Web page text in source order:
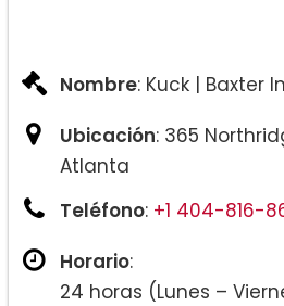
Nombre: Kuck | Baxter
Ubicación: 365
Atlanta
Teléfono: +1 404-816-
Horario:
24 horas (Lunes –